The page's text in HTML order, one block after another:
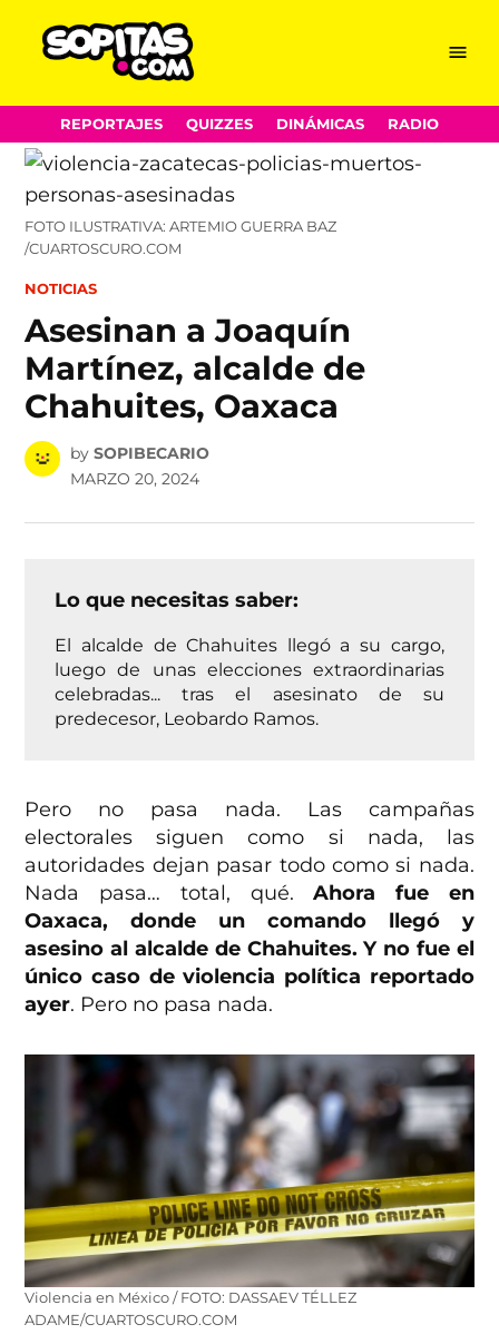
Skip
to
content
Menu
REPORTAJES QUIZZES DINÁMICAS RADIO
FOTO ILUSTRATIVA: ARTEMIO GUERRA BAZ
/CUARTOSCURO.COM
POSTED
NOTICIAS
Asesinan a Joaquín
Martínez, alcalde de
Chahuites, Oaxaca
by SOPIBECARIO
MARZO 20, 2024
Lo que necesitas saber:
El alcalde de Chahuites llegó a su cargo,
luego de unas elecciones extraordinarias
celebradas... tras el asesinato de su
predecesor, Leobardo Ramos.
Pero no pasa nada. Las campañas
electorales siguen como si nada, las
autoridades dejan pasar todo como si nada.
Nada pasa… total, qué.Ahora fue en
Oaxaca, donde un comando llegó y
asesino al alcalde de Chahuites. Y no fue el
único caso de violencia política reportado
ayer. Pero no pasa nada.
Violencia en México / FOTO: DASSAEV TÉLLEZ
ADAME/CUARTOSCURO.COM